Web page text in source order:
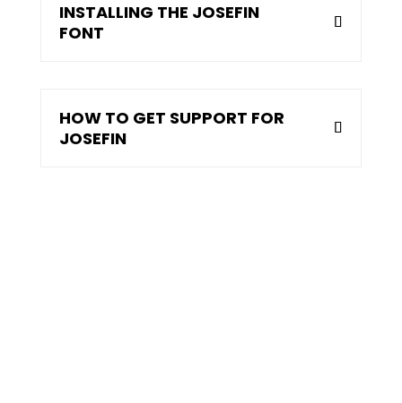
INSTALLING THE JOSEFIN
FONT
HOW TO GET SUPPORT FOR
JOSEFIN